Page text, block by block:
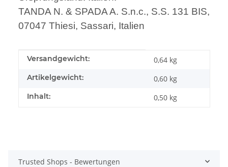
TANDA N. & SPADA A. S.n.c., S.S. 131 BIS,
07047 Thiesi, Sassari, Italien
Produkteigenschaft
Wert
Versandgewicht: 0,64 kg
Artikelgewicht: 0,60 kg
Inhalt: 0,50 kg
Trusted Shops - Bewertungen